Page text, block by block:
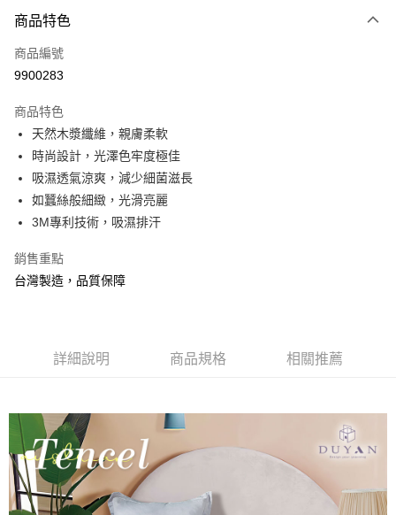
信用卡一次付款
信用卡分期付款
合作金庫商業銀行
華南商業銀行
上海商業儲蓄銀行
國泰世華商業銀行
臺灣中小企業銀行
匯豐（台灣）商業銀行
聯邦商業銀行
元大商業銀行
台新國際商業銀行
超商取貨付款
LINE Pay
Apple Pay
悠遊付
Google Pay
全盈+PAY
【大哥付你分期使用說明】
流程，驗證手機門號後，選擇欲分期的期數、繳款截止日，確認付款後即完
成交易。
3.實際核准額度、可分期數及費用金額請依後續交易確認頁面所載為準。
4.訂單成立30分鐘內，如未前往確認交易或遇審核未通過，訂單將自動取
消。如遇「轉專審核」未通過狀況，表示未達大哥付你分期系統評分，恕無
法說明評估內容。
【繳款方式說明】
【關於「AFTEE先享後付」】
AFTEE先享後付是「在收到商品之後才付款」的支付方式。 讓您購物簡單
便利好安心！
１．簡單：不需註冊會員、不需綁卡、不需儲值。
２．便利：只要手機號碼，簡訊認證，即可結帳。
３．安心：先確認商品／服務後，再付款。
Hami Point
相關說明
「Hami Point」為中華電信所提供之點數服務，可於會員專區綁定中華電信
會員帳號後，即可在購物車使用 Hami Point 折抵消費金額 (1點等於1元)。
ATM付款
商品特色
商品編號
9900283
商品特色
天然木漿纖維，親膚柔軟
時尚設計，光澤色牢度極佳
吸濕透氣涼爽，減少細菌滋長
如蠶絲般細緻，光滑亮麗
3M專利技術，吸濕排汗
銷售重點
台灣製造，品質保障
詳細說明 商品規格 相關推薦